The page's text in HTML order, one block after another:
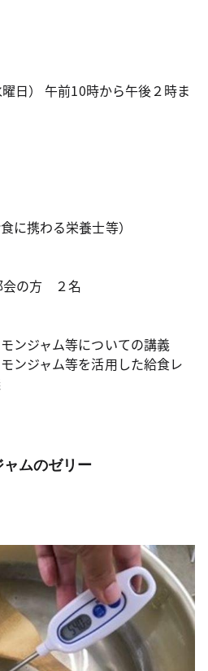
日） 午前10時から午後２時ま
に携わる栄養士等）
会の方 ２名
ンジャム等についての講義
ンジャム等を活用した給食レ
ムのゼリー